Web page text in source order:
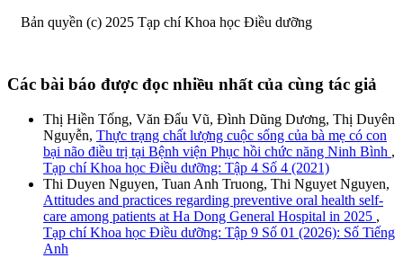
Bản quyền (c) 2025 Tạp chí Khoa học Điều dưỡng
Các bài báo được đọc nhiều nhất của cùng tác giả
Thị Hiền Tống, Văn Đẩu Vũ, Đình Dũng Dương, Thị Duyên
Nguyễn, Thực trạng chất lượng cuộc sống của bà mẹ có con
bại não điều trị tại Bệnh viện Phục hồi chức năng Ninh Bình ,
Tạp chí Khoa học Điều dưỡng: Tập 4 Số 4 (2021)
Thi Duyen Nguyen, Tuan Anh Truong, Thi Nguyet Nguyen,
Attitudes and practices regarding preventive oral health self-
care among patients at Ha Dong General Hospital in 2025 ,
Tạp chí Khoa học Điều dưỡng: Tập 9 Số 01 (2026): Số Tiếng
Anh